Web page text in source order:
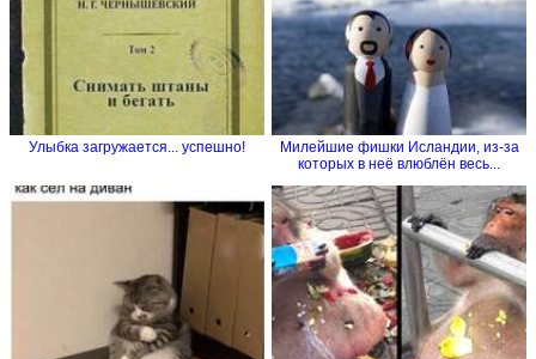
Улыбка загружается... успешно!
Милейшие фишки Исландии, из-за
которых в неё влюблён весь...